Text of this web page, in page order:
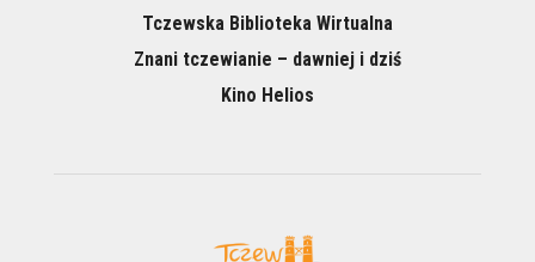
Tczewska Biblioteka Wirtualna
Znani tczewianie – dawniej i dziś
Kino Helios